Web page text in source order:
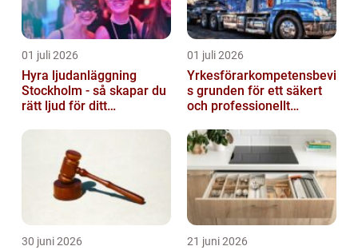
01 juli 2026
Hyra ljudanläggning
Stockholm - så skapar du
rätt ljud för ditt
01 juli 2026
Yrkesförarkompetensbevi
s grunden för ett säkert
och professionellt
30 juni 2026 21 juni 2026